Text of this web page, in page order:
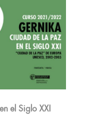
el Siglo XXI